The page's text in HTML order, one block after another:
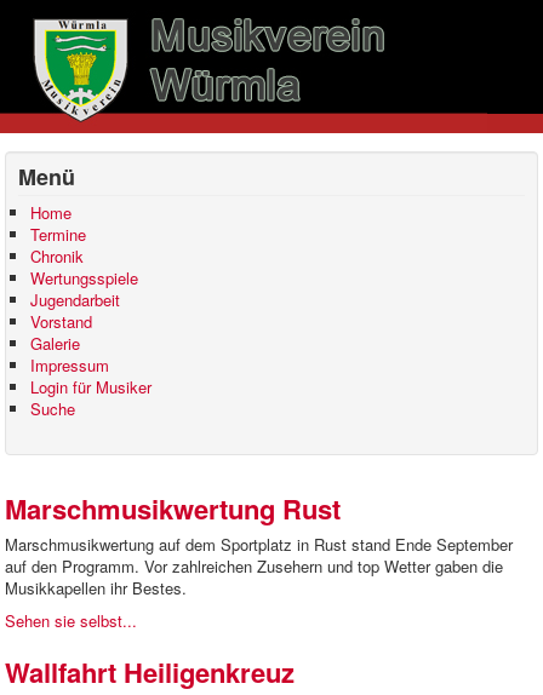
Menü
Home
Termine
Chronik
Wertungsspiele
Jugendarbeit
Vorstand
Galerie
Impressum
Login für Musiker
Suche
Marschmusikwertung Rust
Marschmusikwertung auf dem Sportplatz in Rust stand Ende September
auf den Programm. Vor zahlreichen Zusehern und top Wetter gaben die
Musikkapellen ihr Bestes.
Sehen sie selbst...
Wallfahrt Heiligenkreuz